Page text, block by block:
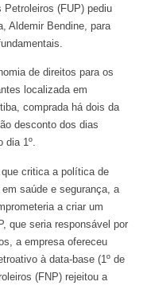
Petroleiros (FUP) pediu
Aldemir Bendine, para
de direitos para os
localizada em
comprada há dois da
desconto dos dias
dia 1º.
critica a política de
saúde e segurança, a
a criar um
que seria responsável por
a empresa ofereceu
à data-base (1º de
(FNP) rejeitou a